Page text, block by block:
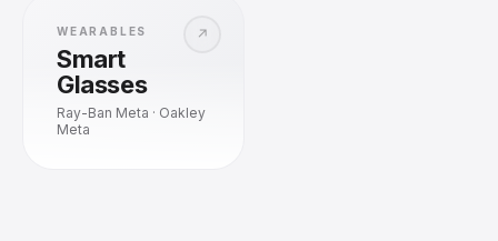
↗
WEARABLES
Smart
Glasses
Ray-Ban Meta · Oakley
Meta